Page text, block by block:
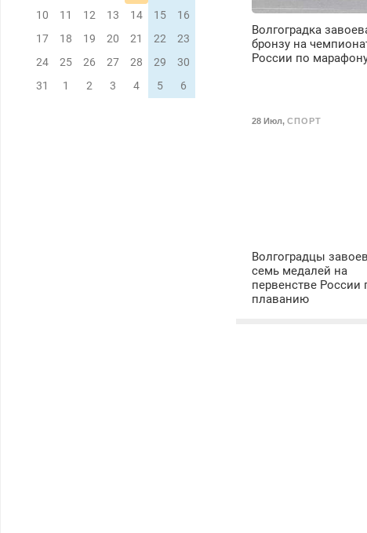
Волгоградка
бронзу на
России по
28 Июл,СПОРТ
Волгоградцы
семь медалей на
первенстве России
плаванию
10
11 12 13 14 15
16
17
18 19 20 21 22
23
24
25 26 27 28 29
30
31
1 2 3 4 5 6